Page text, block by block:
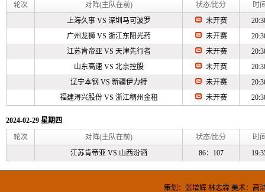
轮次
对阵(主队在前) 状态/比分
时
上海久事VS 深圳马可波罗 未开赛
广州龙狮 VS 浙江东阳光药 未开赛
江苏肯帝亚VS 天津先行者 未开赛
山东高速 VS 北京控股 未开赛
辽宁本钢 VS 新疆伊力特 未开赛
福建浔兴股份VS 浙江稠州金租 未开赛
2024-02-29 星期四
轮次
对阵(主队在前) 状态/比分
时
江苏肯帝亚VS 山西汾酒 86：107
策划：张增辉 林志霖 美术：